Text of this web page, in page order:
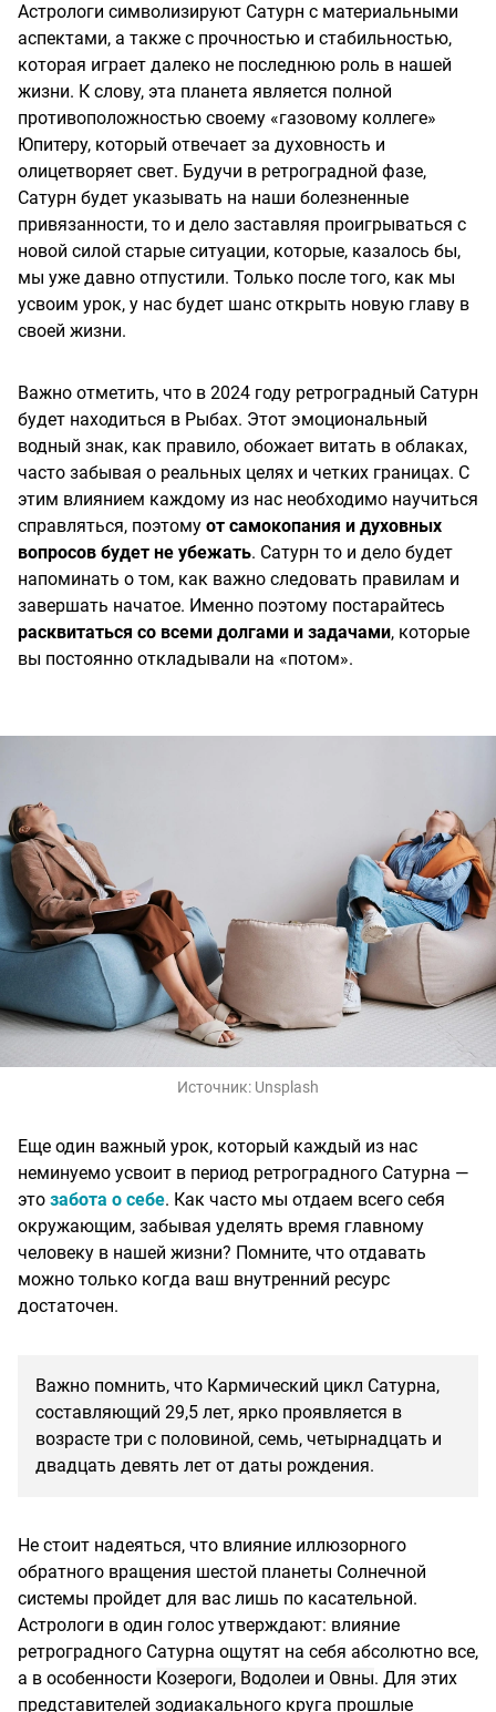
Астрологи символизируют Сатурн с материальными
аспектами, а также с прочностью и стабильностью,
которая играет далеко не последнюю роль в нашей
жизни. К слову, эта планета является полной
противоположностью своему «газовому коллеге»
Юпитеру, который отвечает за духовность и
олицетворяет свет. Будучи в ретроградной фазе,
Сатурн будет указывать на наши болезненные
привязанности, то и дело заставляя проигрываться с
новой силой старые ситуации, которые, казалось бы,
мы уже давно отпустили. Только после того, как мы
усвоим урок, у нас будет шанс открыть новую главу в
своей жизни.
Важно отметить, что в 2024 году ретроградный Сатурн
будет находиться в Рыбах. Этот эмоциональный
водный знак, как правило, обожает витать в облаках,
часто забывая о реальных целях и четких границах. С
этим влиянием каждому из нас необходимо научиться
справляться, поэтому от самокопания и духовных
вопросов будет не убежать. Сатурн то и дело будет
напоминать о том, как важно следовать правилам и
завершать начатое. Именно поэтому постарайтесь
расквитаться со всеми долгами и задачами, которые
вы постоянно откладывали на «потом».
Источник: Unsplash
Еще один важный урок, который каждый из нас
неминуемо усвоит в период ретроградного Сатурна —
это забота о себе. Как часто мы отдаем всего себя
окружающим, забывая уделять время главному
человеку в нашей жизни? Помните, что отдавать
можно только когда ваш внутренний ресурс
достаточен.
Важно помнить, что Кармический цикл Сатурна,
составляющий 29,5 лет, ярко проявляется в
возрасте три с половиной, семь, четырнадцать и
двадцать девять лет от даты рождения.
Не стоит надеяться, что влияние иллюзорного
обратного вращения шестой планеты Солнечной
системы пройдет для вас лишь по касательной.
Астрологи в один голос утверждают: влияние
ретроградного Сатурна ощутят на себя абсолютно все,
а в особенности Козероги, Водолеи и Овны. Для этих
представителей зодиакального круга прошлые